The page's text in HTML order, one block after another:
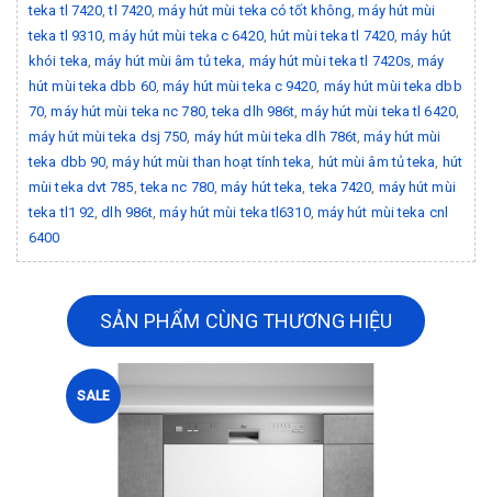
teka tl 7420 ,tl 7420 ,máy hút mùi teka có tốt không ,máy hút mùi
teka tl 9310 ,máy hút mùi teka c 6420, hút mùi teka tl 7420,máy hút
khói teka ,máy hút mùi âm tủ teka máy hút mùi teka tl 7420s ,máy
hút mùi teka dbb 60,máy hút mùi teka c 9420 máy hút mùi teka dbb
70 ,máy hút mùi teka nc 780,teka dlh 986t ,máy hút mùi teka tl 6420,
máy hút mùi teka dsj 750 máy hút mùi teka dlh 786t ,máy hút mùi
teka dbb 90 ,máy hút mùi than hoạt tính teka hút mùi âm tủ teka hút
mùi teka dvt 785 ,teka nc 780,máy hút teka ,teka 7420 máy hút mùi
teka tl1 92 ,dlh 986t ,máy hút mùi teka tl6310, máy hút mùi teka cnl
6400
SẢN PHẨM CÙNG THƯƠNG HIỆU
SALE